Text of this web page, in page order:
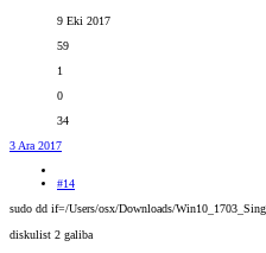
9 Eki 2017
59
1
0
34
3 Ara 2017
#14
sudo dd if=/Users/osx/Downloads/
diskulist 2 galiba